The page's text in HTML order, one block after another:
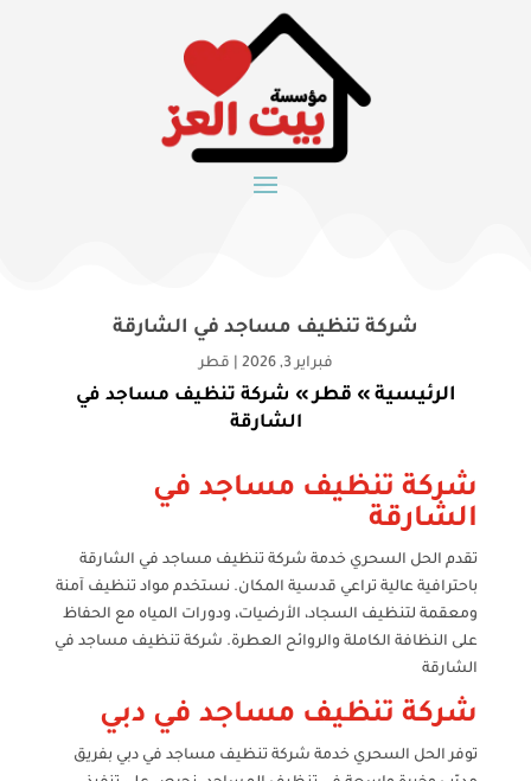
شركة تنظيف مساجد في الشارقة
فبراير 3, 2026 قطر
الرئيسية » قطر» شركة تنظيف مساجد في
الشارقة
شركة تنظيف مساجد في
الشارقة
تقدم الحل السحري خدمة شركة تنظيف مساجد في الشارقة
باحترافية عالية تراعي قدسية المكان. نستخدم مواد تنظيف آمنة
ومعقمة لتنظيف السجاد، الأرضيات، ودورات المياه مع الحفاظ
على النظافة الكاملة والروائح العطرة. شركة تنظيف مساجد في
الشارقة
شركة تنظيف مساجد في دبي
توفر الحل السحري خدمة شركة تنظيف مساجد في دبي بفريق